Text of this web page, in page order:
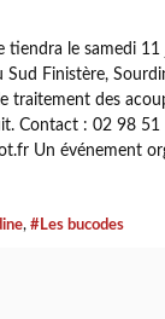
tiendra le samedi
Sud Finistère,
traitement des
Contact : 02 98
Un événement
, #Les bucodes